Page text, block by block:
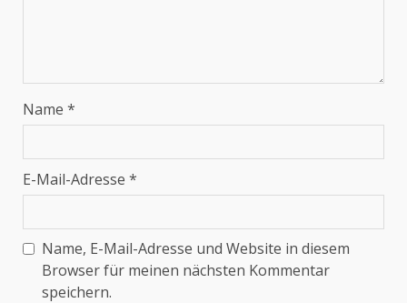
Name *
E-Mail-Adresse *
Name, E-Mail-Adresse und Website in diesem
Browser für meinen nächsten Kommentar
speichern.